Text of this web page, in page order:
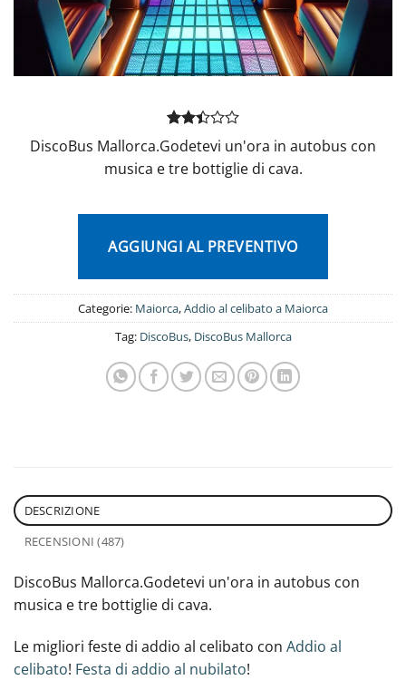
Valutato
2.44
su 5
di
487
DiscoBus Mallorca.Godetevi un'ora in autobus con
musica e tre bottiglie di cava.
AGGIUNGI AL PREVENTIVO
Categorie: Maiorca,Addio al celibato a Maiorca
Tag: DiscoBus, DiscoBus Mallorca
DESCRIZIONE
RECENSIONI (487)
DiscoBus Mallorca.Godetevi un'ora in autobus con
musica e tre bottiglie di cava.
Le migliori feste di addio al celibato con Addio al
celibato! Festa di addio al nubilato!